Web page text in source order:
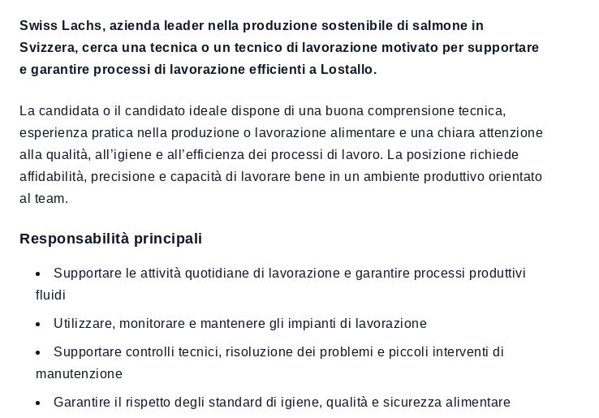
Swiss Lachs, azienda leader nella produzione sostenibile di salmone in
Svizzera, cerca una tecnica o un tecnico di lavorazione motivato per supportare
e garantire processi di lavorazione efficienti a Lostallo.
La candidata o il candidato ideale dispone di una buona comprensione tecnica,
esperienza pratica nella produzione o lavorazione alimentare e una chiara attenzione
alla qualità, all’igiene e all’efficienza dei processi di lavoro. La posizione richiede
affidabilità, precisione e capacità di lavorare bene in un ambiente produttivo orientato
al team.
Responsabilità principali
Supportare le attività quotidiane di lavorazione e garantire processi produttivi
fluidi
Utilizzare, monitorare e mantenere gli impianti di lavorazione
Supportare controlli tecnici, risoluzione dei problemi e piccoli interventi di
manutenzione
Garantire il rispetto degli standard di igiene, qualità e sicurezza alimentare